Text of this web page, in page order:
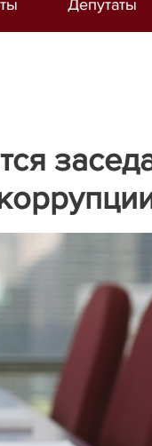
Депутаты